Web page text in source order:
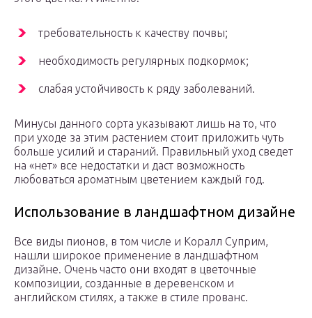
требовательность к качеству почвы;
необходимость регулярных подкормок;
слабая устойчивость к ряду заболеваний.
Минусы данного сорта указывают лишь на то, что
при уходе за этим растением стоит приложить чуть
больше усилий и стараний. Правильный уход сведет
на «нет» все недостатки и даст возможность
любоваться ароматным цветением каждый год.
Использование в ландшафтном дизайне
Все виды пионов, в том числе и Коралл Суприм,
нашли широкое применение в ландшафтном
дизайне. Очень часто они входят в цветочные
композиции, созданные в деревенском и
английском стилях, а также в стиле прованс.